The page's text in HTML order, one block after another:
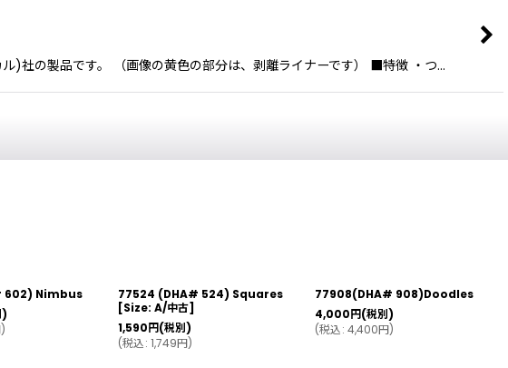
)社の製品です。 （画像の黄色の部分は、剥離ライナーです） ■特徴 ・つ…
602) Nimbus
)
)
77524 (DHA# 524) Squares
[Size: A/中古]
1,590円(税別)
(税込: 1,749円)
77908(DHA# 908)Doodles
4,000円(税別)
(税込: 4,400円)